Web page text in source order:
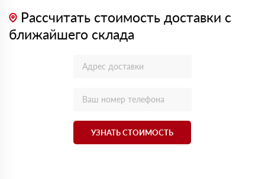
Рассчитать стоимость доставки с
ближайшего склада
УЗНАТЬ СТОИМОСТЬ